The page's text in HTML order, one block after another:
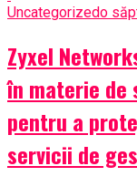
Uncategorizedo
Zyxel
în materie de
pentru a
servicii de